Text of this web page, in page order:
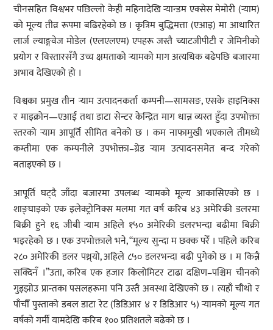
चीनसहित विश्वभर पछिल्लो केही महिनादेखि र्‍यान्डम एक्सेस मेमोरी (र्‍याम)
को मूल्य तीव्र रूपमा बढिरहेको छ । कृत्रिम बुद्धिमत्ता (एआइ) मा आधारित
लार्ज ल्याङ्गवेज मोडेल (एलएलएम) एपहरू जस्तै च्याटजीपीटी र जेमिनीको
प्रयोग र विस्तारसँगै उच्च क्षमताको र्‍यामको माग अत्यधिक बढेपछि बजारमा
अभाव देखिएको हो ।
विश्वका प्रमुख तीन र्‍याम उत्पादनकर्ता कम्पनी—सामसङ, एसके हाइनिक्स
र माइक्रोन—एआई तथा डाटा सेन्टर केन्द्रित माग धान्न व्यस्त हुँदा उपभोक्ता
स्तरको र्‍याम आपूर्ति सीमित बनेको छ । कम नाफामुखी भएकाले तीमध्ये
कम्तीमा एक कम्पनीले उपभोक्ता–ग्रेड र्‍याम उत्पादनसमेत बन्द गरेको
बताइएको छ ।
आपूर्ति घट्दै जाँदा बजारमा उपलब्ध र्‍यामको मूल्य आकासिएको छ ।
शाङ्घाइको एक इलेक्ट्रोनिक्स मलमा गत वर्ष करिब ४३ अमेरिकी डलरमा
बिक्री हुने १६ जीबी र्‍याम अहिले १५० अमेरिकी डलरभन्दा बढीमा बिक्री
भइरहेको छ । एक उपभोक्ताले भने, “मूल्य सुन्दा म छक्क परेँ । पहिले करिब
२८० अमेरिकी डलर पथ्र्यो, अहिले ८५० डलरभन्दा बढी पुगेको छ । म किन्नै
सक्दिनँ ।”उता, करिब एक हजार किलोमिटर टाढा दक्षिण–पश्चिम चीनको
गुइझोउ प्रान्तका पसलहरूमा पनि उस्तै अवस्था देखिएको छ । त्यहाँ चौथो र
पाँचौँ पुस्ताको डबल डाटा रेट (डिडिआर ४ र डिडिआर ५) र्‍यामको मूल्य गत
वर्षको गर्मी यामदेखि करिब १०० प्रतिशतले बढेको छ ।